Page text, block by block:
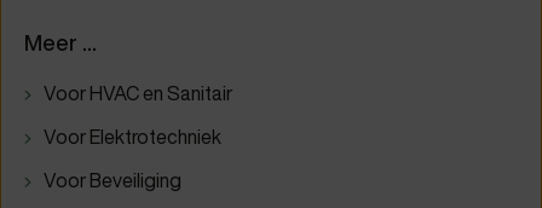
Meer ...
Voor HVAC en Sanitair
Voor Elektrotechniek
Voor Beveiliging